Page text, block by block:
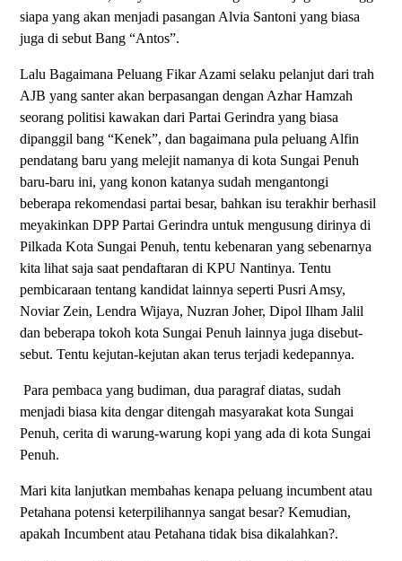
siapa yang akan menjadi pasangan Alvia Santoni yang biasa
juga di sebut Bang “Antos”.
Lalu Bagaimana Peluang Fikar Azami selaku pelanjut dari trah
AJB yang santer akan berpasangan dengan Azhar Hamzah
seorang politisi kawakan dari Partai Gerindra yang biasa
dipanggil bang “Kenek”, dan bagaimana pula peluang Alfin
pendatang baru yang melejit namanya di kota Sungai Penuh
baru-baru ini, yang konon katanya sudah mengantongi
beberapa rekomendasi partai besar, bahkan isu terakhir berhasil
meyakinkan DPP Partai Gerindra untuk mengusung dirinya di
Pilkada Kota Sungai Penuh, tentu kebenaran yang sebenarnya
kita lihat saja saat pendaftaran di KPU Nantinya. Tentu
pembicaraan tentang kandidat lainnya seperti Pusri Amsy,
Noviar Zein, Lendra Wijaya, Nuzran Joher, Dipol Ilham Jalil
dan beberapa tokoh kota Sungai Penuh lainnya juga disebut-
sebut. Tentu kejutan-kejutan akan terus terjadi kedepannya.
Para pembaca yang budiman, dua paragraf diatas, sudah
menjadi biasa kita dengar ditengah masyarakat kota Sungai
Penuh, cerita di warung-warung kopi yang ada di kota Sungai
Penuh.
Mari kita lanjutkan membahas kenapa peluang incumbent atau
Petahana potensi keterpilihannya sangat besar? Kemudian,
apakah Incumbent atau Petahana tidak bisa dikalahkan?.